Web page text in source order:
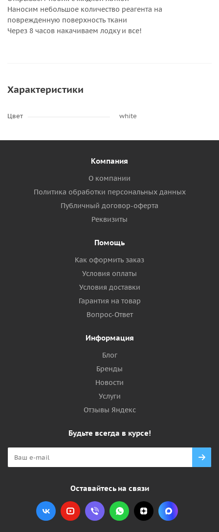
Наносим небольшое количество реагента на
поврежденную поверхность ткани
Через 8 часов накачиваем лодку и все!
Характеристики
Цвет white
Компания
О компании
Политика обработки персональных данных
Публичный договор-оферта
Реквизиты
Помощь
Как оформить заказ
Условия оплаты
Условия доставки
Гарантия на товар
Вопрос-Ответ
Информация
Блог
Бренды
Новости
Услуги
Отзывы Яндекс
Будьте всегда в курсе!
Оставайтесь на связи